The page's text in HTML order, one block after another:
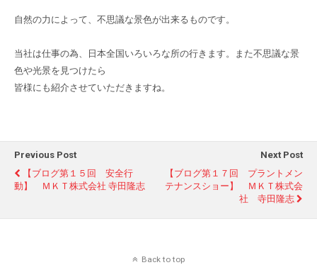
自然の力によって、不思議な景色が出来るものです。
当社は仕事の為、日本全国いろいろな所の行きます。また不思議な景
色や光景を見つけたら
皆様にも紹介させていただきますね。
Previous Post
【ブログ第１５回 安全行
動】 ＭＫＴ株式会社 寺田隆志
Next Post
【ブログ第１７回 プラントメン
テナンスショー】 ＭＫＴ株式会
社 寺田隆志
Back to top